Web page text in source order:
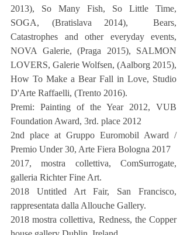
2013), So Many Fish, So Little Time,
SOGA, (Bratislava 2014),  Bears,
Catastrophes and other everyday events,
NOVA Galerie, (Praga 2015), SALMON
LOVERS, Galerie Wolfsen, (Aalborg 2015),
How To Make a Bear Fall in Love, Studio
D'Arte Raffaelli, (Trento 2016).
Premi: Painting of the Year 2012, VUB
Foundation Award, 3rd. place 2012
2nd place at Gruppo Euromobil Award /
Premio Under 30, Arte Fiera Bologna 2017
2017, mostra collettiva, ComSurrogate,
galleria Richter Fine Art.
2018 Untitled Art Fair, San Francisco,
rappresentata dalla Allouche Gallery.
2018 mostra collettiva, Redness, the Copper